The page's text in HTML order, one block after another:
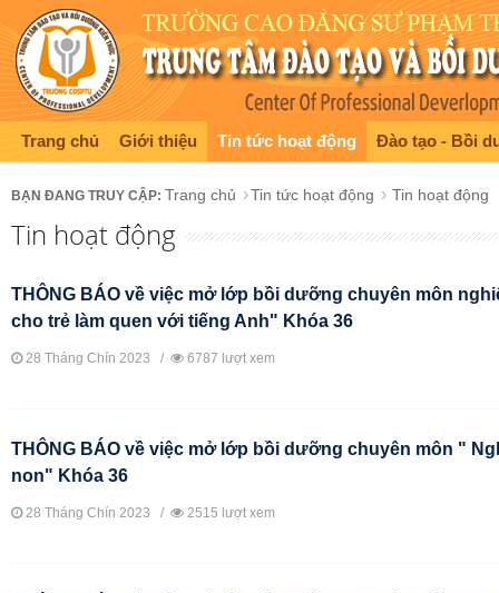
Trang chủ Giới thiệu Tin tức hoạt động Đào tạo - Bồi
Trang chủ Tin tức hoạt động Tin hoạt động
Tin hoạt động
THÔNG BÁO về việc mở lớp bồi dưỡng chuyên môn
cho trẻ làm quen với tiếng Anh" Khóa 36
28 Tháng Chín 2023 / 6787 lượt xem
THÔNG BÁO về việc mở lớp bồi dưỡng chuyên môn "
non" Khóa 36
28 Tháng Chín 2023 / 2515 lượt xem